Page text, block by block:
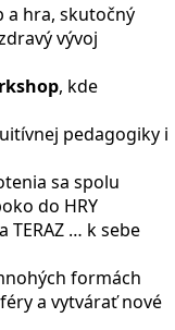
a hra, skutočný
vývoj
, kde
pedagogiky i
sa spolu
do HRY
TERAZ … k sebe
formách
a vytvárať nové